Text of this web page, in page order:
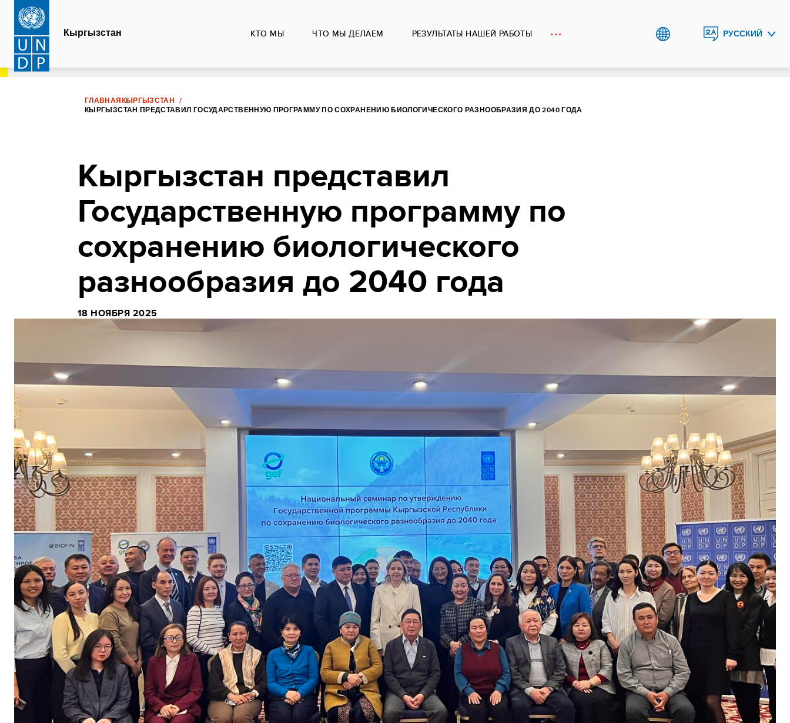
Перейти
основному
содержанию
Кыргызстан КТО МЫ ЧТО МЫ ДЕЛАЕМ РЕЗУЛЬТАТЫ НАШЕЙ РАБОТЫ РУССКИЙ
ГЛАВНАЯ КЫРГЫЗСТАН
КЫРГЫЗСТАН ПРЕДСТАВИЛ ГОСУДАРСТВЕННУЮ ПРОГРАММУ ПО СОХРАНЕНИЮ БИОЛОГИЧЕСКОГО РАЗНООБРАЗИЯ ДО 2040 ГОДА
Кыргызстан представил
Государственную программу по
сохранению биологического
разнообразия до 2040 года
18 НОЯБРЯ 2025